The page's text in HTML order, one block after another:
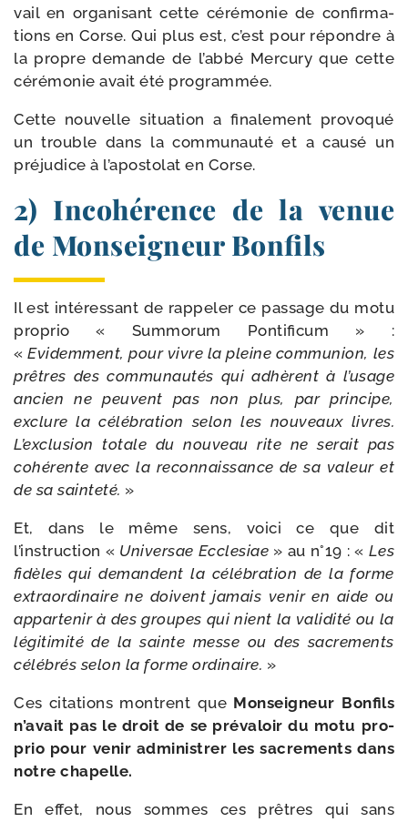
vail en orga­ni­sant cette céré­mo­nie de confir­ma­
tions en Corse. Qui plus est, c’est pour répondre à
la propre demande de l’abbé Mercury que cette
céré­mo­nie avait été programmée.
Cette nou­velle situa­tion a fina­le­ment pro­vo­qué
un trouble dans la com­mu­nau­té et a cau­sé un
pré­ju­dice à l’apostolat en Corse.
2) Incohérence de la venue
de Monseigneur Bonfils
Il est inté­res­sant de rap­pe­ler ce pas­sage du motu
pro­prio « Summorum Pontificum » :
«Evidemment, pour vivre la pleine com­mu­nion, les
prêtres des com­mu­nau­tés qui adhèrent à l’usage
ancien ne peuvent pas non plus, par prin­cipe,
exclure la célé­bra­tion selon les nou­veaux livres.
L’exclusion totale du nou­veau rite ne serait pas
cohé­rente avec la recon­nais­sance de sa valeur et
de sa sain­te­té. »
Et, dans le même sens, voi­ci ce que dit
l’instruction « Universae Ecclesiae » au n°19 : « Les
fidèles qui demandent la célé­bra­tion de la forme
extra­or­di­naire ne doivent jamais venir en aide ou
appar­te­nir à des groupes qui nient la vali­di­té ou la
légi­ti­mi­té de la sainte messe ou des sacre­ments
célé­brés selon la forme ordi­naire. »
Ces cita­tions montrent que Monseigneur Bonfils
n’avait pas le droit de se pré­va­loir du motu pro­
prio pour venir admi­nis­trer les sacre­ments dans
notre chapelle.
En effet, nous sommes ces prêtres qui sans